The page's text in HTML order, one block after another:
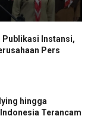
Publikasi Instansi,
Pers
hingga
Terancam